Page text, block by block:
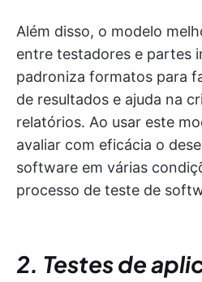
Além disso, o modelo
entre testadores e partes
padroniza formatos para
de resultados e ajuda na
relatórios. Ao usar este
avaliar com eficácia o
software em várias
processo de teste de
2. Testes de